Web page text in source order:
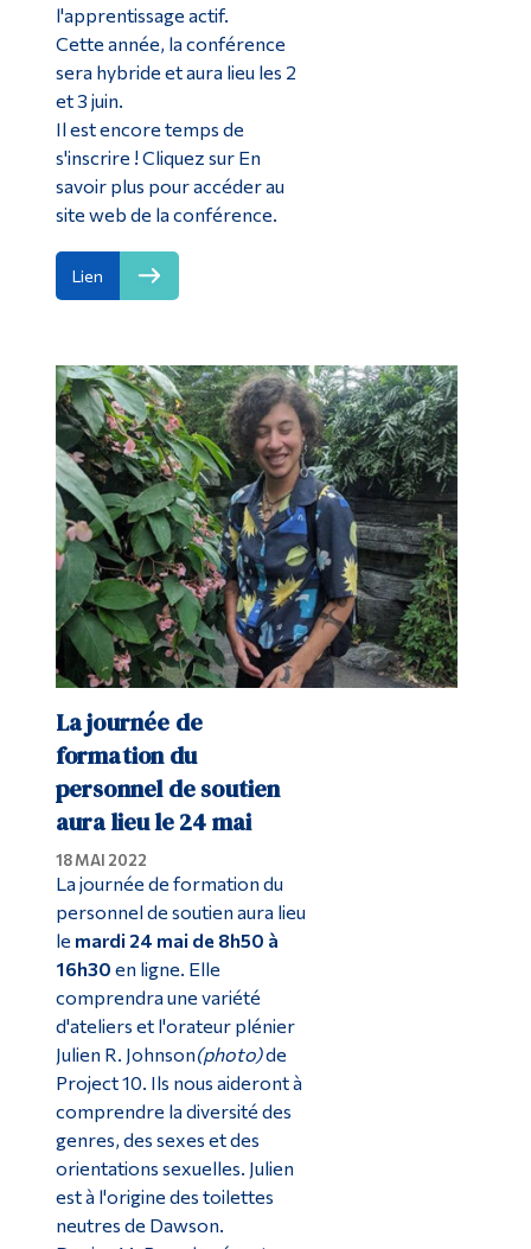
l'apprentissage actif.
Cette année, la conférence
sera hybride et aura lieu les 2
et 3 juin.
Il est encore temps de
s'inscrire ! Cliquez sur En
savoir plus pour accéder au
site web de la conférence.
Lien
La journée de
formation du
personnel de soutien
aura lieu le 24 mai
18 MAI 2022
La journée de formation du
personnel de soutien aura lieu
le mardi 24 mai de 8h50 à
16h30 en ligne. Elle
comprendra une variété
d'ateliers et l'orateur plénier
Julien R. Johnson(photo)de
Project 10. Ils nous aideront à
comprendre la diversité des
genres, des sexes et des
orientations sexuelles. Julien
est à l'origine des toilettes
neutres de Dawson.